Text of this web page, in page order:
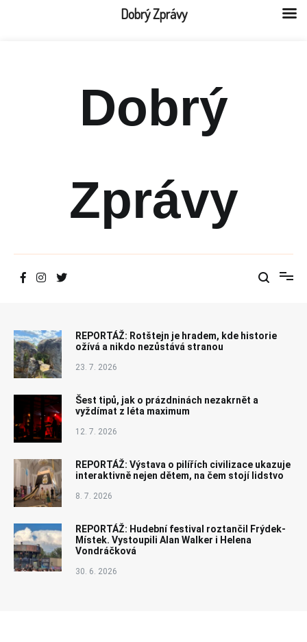
Dobrý
Zprávy
REPORTÁŽ: Rotštejn je hradem, kde historie
ožívá a nikdo nezůstává stranou
23. 7. 2026
Šest tipů, jak o prázdninách nezakrnět a
vyždímat z léta maximum
12. 7. 2026
REPORTÁŽ: Výstava o pilířích civilizace ukazuje
interaktivně nejen dětem, na čem stojí lidstvo
8. 7. 2026
REPORTÁŽ: Hudební festival roztančil Frýdek-
Místek. Vystoupili Alan Walker i Helena
Vondráčková
30. 6. 2026
Dobrý Zprávy